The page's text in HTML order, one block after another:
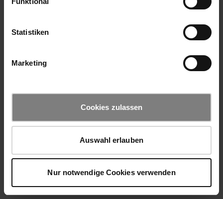
Statistiken
Marketing
Cookies zulassen
Auswahl erlauben
Nur notwendige Cookies verwenden